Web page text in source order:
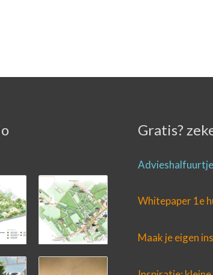
Gratis?
Advieshalfuurtje
Whitepaper 1e
Maak je eigen